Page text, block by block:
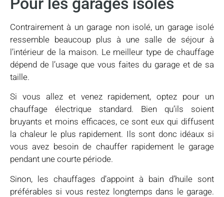
Contrairement à un garage non isolé, un garage isolé
ressemble beaucoup plus à une salle de séjour à
l’intérieur de la maison. Le meilleur type de chauffage
dépend de l’usage que vous faites du garage et de sa
taille.
Si vous allez et venez rapidement, optez pour un
chauffage électrique standard. Bien qu’ils soient
bruyants et moins efficaces, ce sont eux qui diffusent
la chaleur le plus rapidement. Ils sont donc idéaux si
vous avez besoin de chauffer rapidement le garage
pendant une courte période.
Sinon, les chauffages d’appoint à bain d’huile sont
préférables si vous restez longtemps dans le garage.